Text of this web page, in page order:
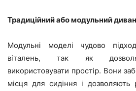
Традиційний або модульний
Модульні моделі чудово
віталень, так як
використовувати простір. Вони
місця для сидіння і дозволяють